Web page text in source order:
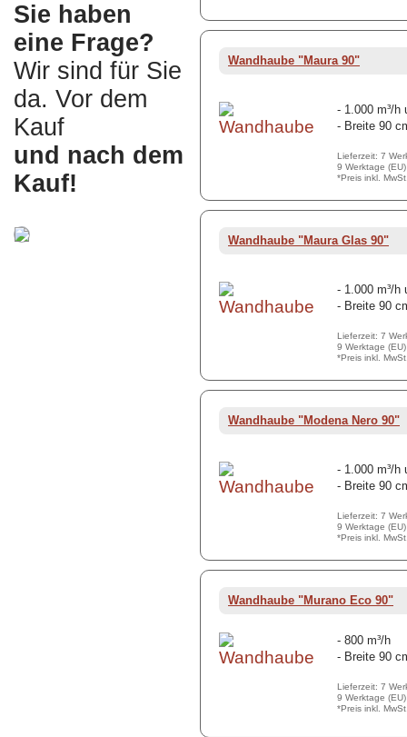
Sie haben
eine Frage?
Wir sind für Sie
da. Vor dem
Kauf
und nach dem
Kauf!
Wandhaube "Maura 90"
- 1.000 m³/h
- Breite 90
Lieferzeit: 7
9 Werktage (EU)
*Preis inkl.
Wandhaube "Maura Glas 90"
- 1.000 m³/h
- Breite 90
Lieferzeit: 7
9 Werktage (EU)
*Preis inkl.
Wandhaube "Modena Nero 90"
- 1.000 m³/h
- Breite 90
Lieferzeit: 7
9 Werktage (EU)
*Preis inkl.
Wandhaube "Murano Eco 90"
- 800 m³/h
- Breite 90
Lieferzeit: 7
9 Werktage (EU)
*Preis inkl.